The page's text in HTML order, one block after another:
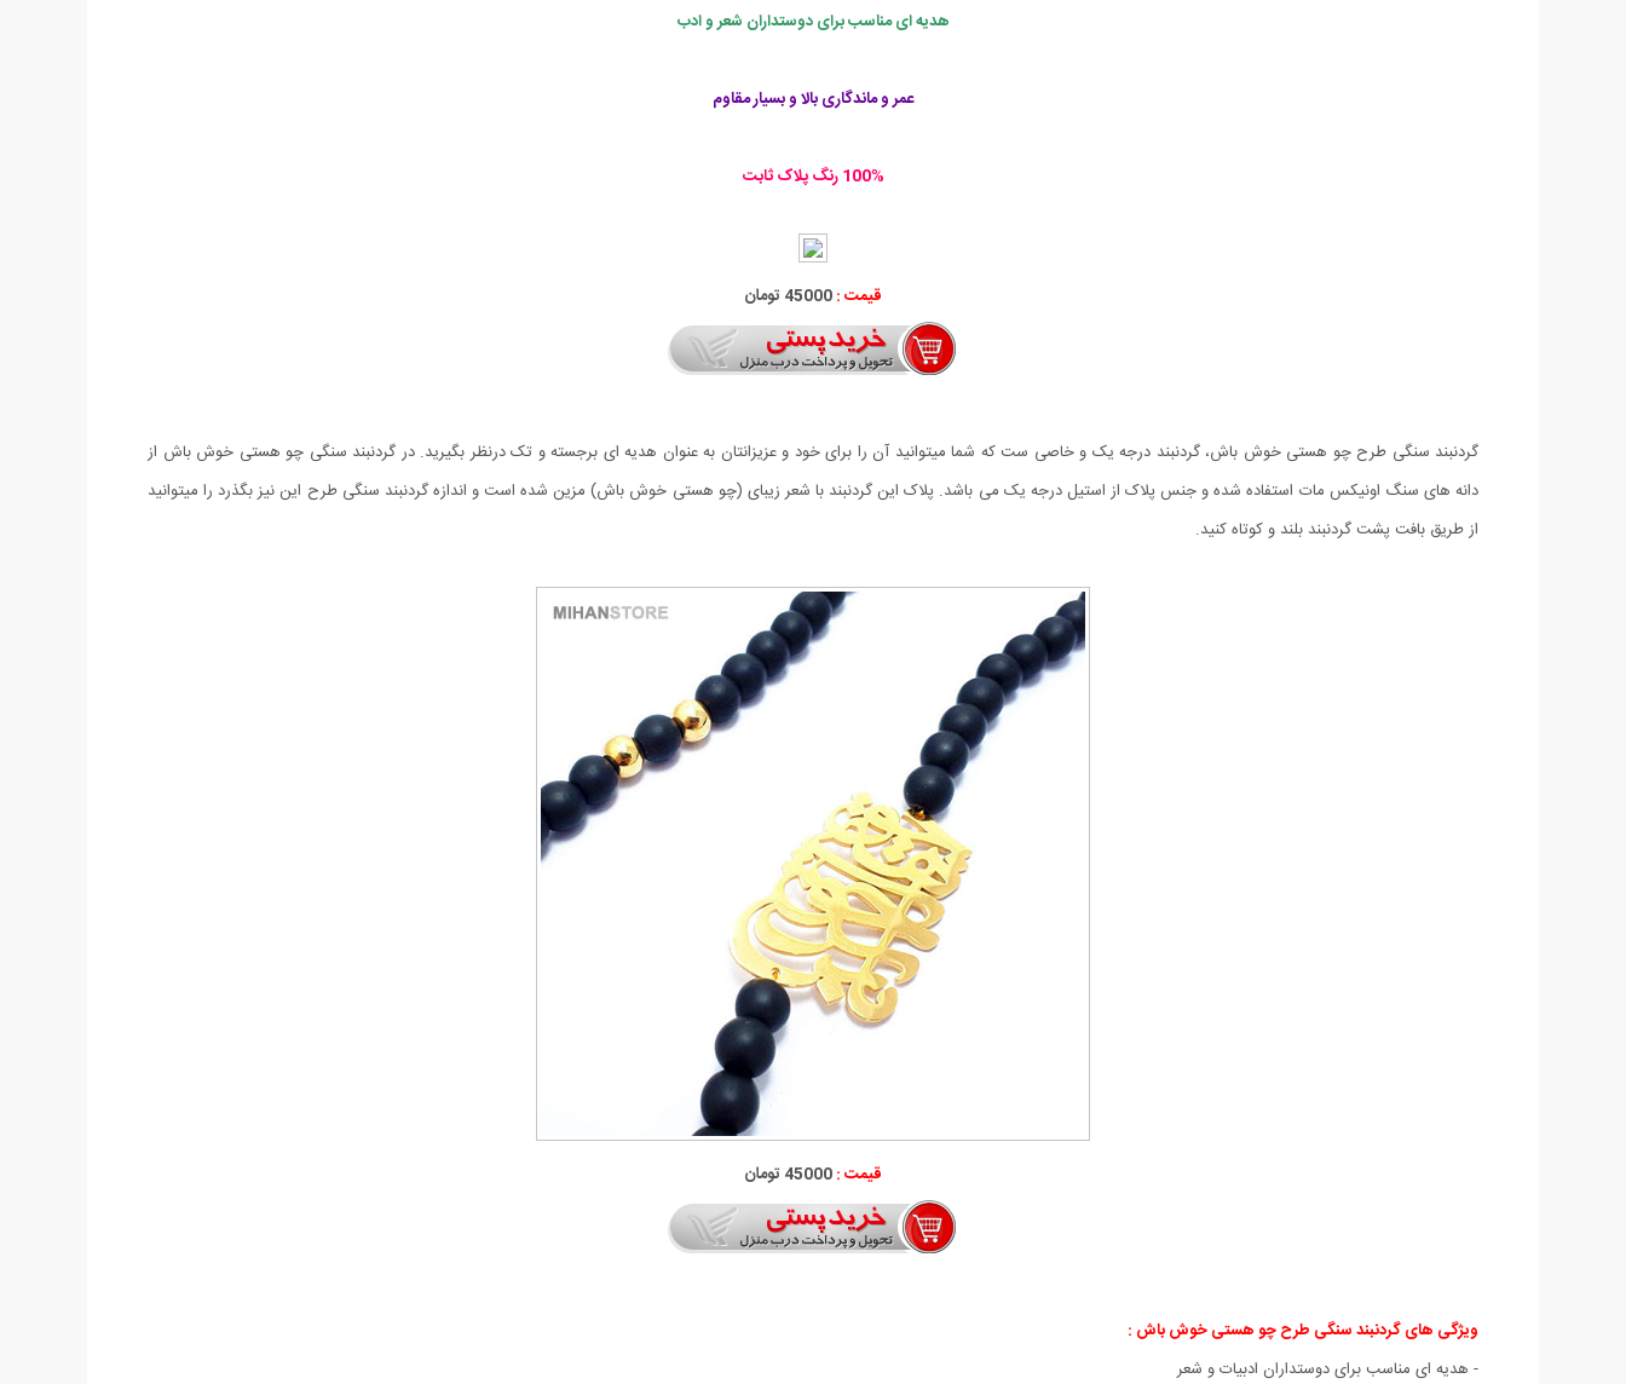
هدیه ای مناسب برای دوستداران شعر و ادب
عمر و ماندگاری بالا و بسیار مقاوم
100% رنگ پلاک ثابت
قیمت :45000 تومان
گردنبند سنگی طرح چو هستی خوش باش، گردنبند درجه یک و خاصی ست که شما میتوانید آن را برای خود و عزیزانتان به عنوان هدیه ای برجسته و تک درنظر بگیرید. در گردنبند سنگی چو هستی خوش باش از
دانه های سنگ اونیکس مات استفاده شده و جنس پلاک از استیل درجه یک می باشد. پلاک این گردنبند با شعر زیبای (چو هستی خوش باش) مزین شده است و اندازه گردنبند سنگی طرح این نیز بگذرد را میتوانید
از طریق بافت پشت گردنبند بلند و کوتاه کنید.
قیمت :45000 تومان
ویژگی های گردنبند سنگی طرح چو هستی خوش باش :
- هدیه ای مناسب برای دوستداران ادبیات و شعر